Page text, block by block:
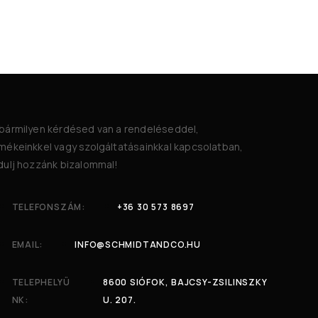
kérdésed van a rendeléseddel,
vagy szolgáltatásainkkal kapcsolatban,
hozzánk bizalommal!
TELEFONSZÁM: +36 30 573 8697
EMAIL: INFO@SCHMIDTANDCO.HU
TELEPHELYÜ
NK:
8600 SIÓFOK, BAJCSY-ZSILINSZKY
U. 207.